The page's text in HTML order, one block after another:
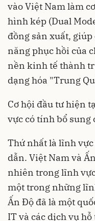
vào Việt Nam làm
hình kép (Dual
đồng sản xuất,
năng phục hồi của
nền kinh tế thành
dạng hóa "Trung
Cơ hội đầu tư hiện
vực có tính bổ sung
Thứ nhất là lĩnh
dẫn. Việt Nam và
nhiên trong lĩnh
một trong những
Ấn Độ đã là một
IT và các dịch vụ